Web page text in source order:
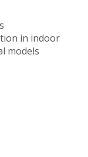
in indoor
models